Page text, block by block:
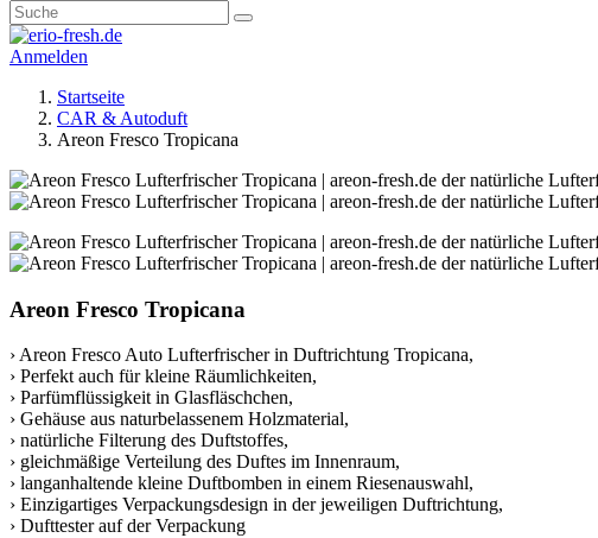
Anmelden
Startseite
CAR & Autoduft
Areon Fresco Tropicana
Areon Fresco Tropicana
› Areon Fresco Auto Lufterfrischer in Duftrichtung Tropicana,
› Perfekt auch für kleine Räumlichkeiten,
› Parfümflüssigkeit in Glasfläschchen,
› Gehäuse aus naturbelassenem Holzmaterial,
› natürliche Filterung des Duftstoffes,
› gleichmäßige Verteilung des Duftes im Innenraum,
› langanhaltende kleine Duftbomben in einem Riesenauswahl,
› Einzigartiges Verpackungsdesign in der jeweiligen Duftrichtung,
› Dufttester auf der Verpackung